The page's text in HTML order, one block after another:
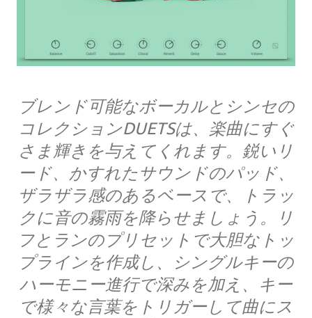
ブレンド可能なボーカルとシンセの
コレクションDUETSは、楽曲にすぐ
さま輝きを与えてくれます。鋭いリ
ード、かすれたサウンドのパッド、
ザラザラ感のあるベースで、トラッ
クに音の霧雨を降らせましょう。リ
フとランのプリセットで大胆なトッ
プラインを作成し、シングルキーの
ハーモニー進行で深みを加え、キー
で様々な言葉をトリガーして曲にス